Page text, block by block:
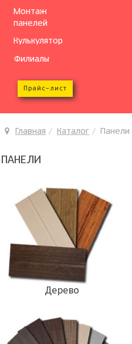
Монтаж
панелей
Кулькулятор
Филиалы
Прайс-лист
Главная Каталог Панели
ПАНЕЛИ
Дерево